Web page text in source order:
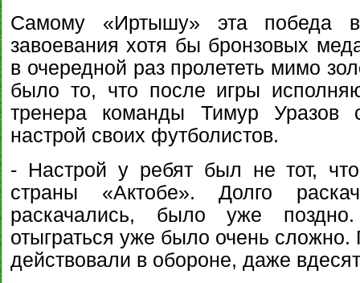
Самому «Иртышу» эта победа
завоевания хотя бы бронзовых
в очередной раз пролететь мимо
было то, что после игры
тренера команды Тимур Уразов
настрой своих футболистов.
- Настрой у ребят был не тот,
страны «Актобе». Долго
раскачались, было уже
отыграться уже было очень
действовали в обороне, даже